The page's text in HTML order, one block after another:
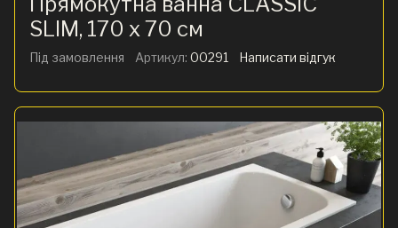
SLIM, 170 x 70 см
Під замовлення Артикул: 00291 Написати відгук